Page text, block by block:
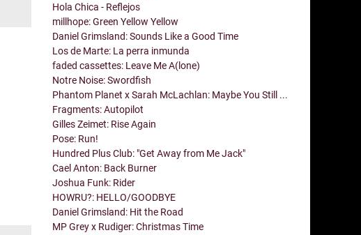
Hola Chica - Reflejos
millhope: Green Yellow Yellow
Daniel Grimsland: Sounds Like a Good Time
Los de Marte: La perra inmunda
faded cassettes: Leave Me A(lone)
Notre Noise: Swordfish
Phantom Planet x Sarah McLachlan: Maybe You Still ...
Fragments: Autopilot
Gilles Zeimet: Rise Again
Pose: Run!
Hundred Plus Club: "Get Away from Me Jack"
Cael Anton: Back Burner
Joshua Funk: Rider
HOWRU?: HELLO/GOODBYE
Daniel Grimsland: Hit the Road
MP Grey x Rudiger: Christmas Time